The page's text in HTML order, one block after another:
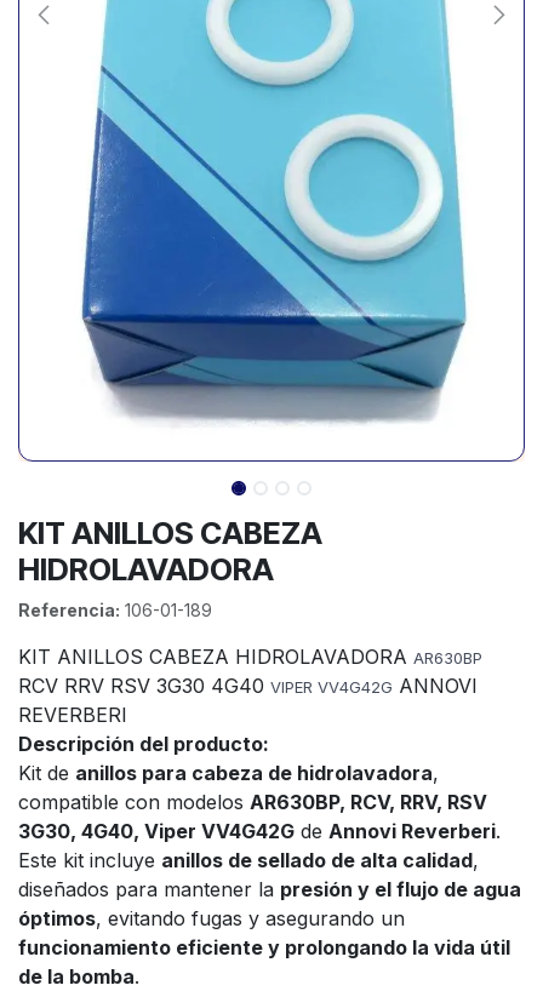
KIT ANILLOS CABEZA
HIDROLAVADORA
Referencia: 106-01-189
KIT ANILLOS CABEZA HIDROLAVADORA AR630BP
RCV RRV RSV 3G30 4G40 VIPER VV4G42G ANNOVI
REVERBERI
Descripción del producto:
Kit de anillos para cabeza de hidrolavadora,
compatible con modelos AR630BP, RCV, RRV, RSV
3G30, 4G40, Viper VV4G42G de Annovi Reverberi.
Este kit incluye anillos de sellado de alta calidad,
diseñados para mantener la presión y el flujo de agua
óptimos, evitando fugas y asegurando un
funcionamiento eficiente y prolongando la vida útil
de la bomba.